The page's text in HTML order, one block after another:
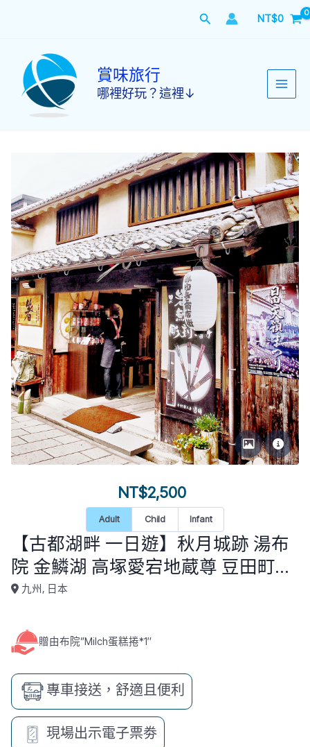
搜
NT$0
賞味旅行
哪裡好玩？這裡↓
【古都湖畔 一日遊】秋月城跡 湯布
院 金鱗湖 高塚愛宕地蔵尊 豆田町商
店街(福岡市區飯店接送) KU-D1-015
九州, 日本
NT$2,500
Adult Child Infant
贈由布院”Milch蛋糕捲*1″
專車接送，舒適且便利
現場出示電子票劵